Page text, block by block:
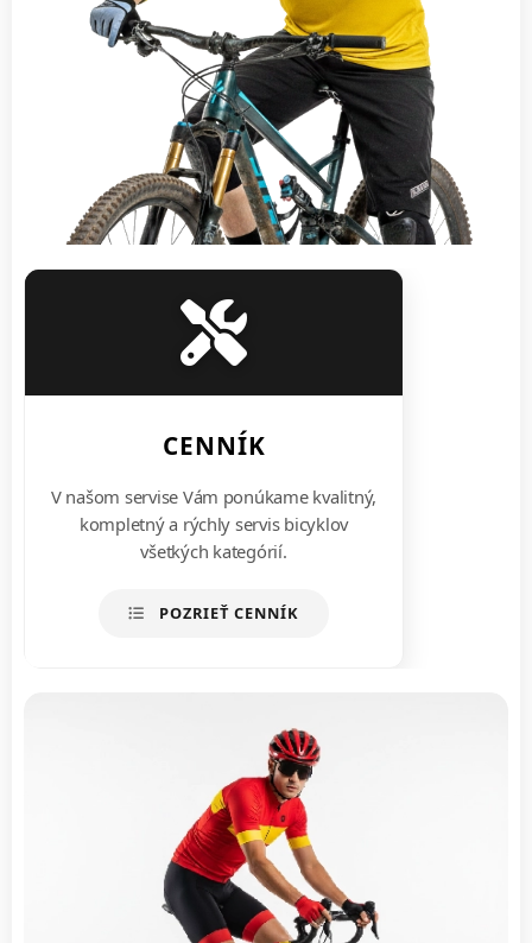
CENNÍK
V našom servise Vám ponúkame kvalitný,
kompletný a rýchly servis bicyklov
všetkých kategórií.
POZRIEŤ CENNÍK